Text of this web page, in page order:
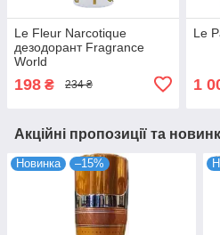
Le Fleur Narcotique
дезодорант Fragrance
World
198 ₴ 234 ₴
Le
1
Акційні пропозиції та
Новинка –15%